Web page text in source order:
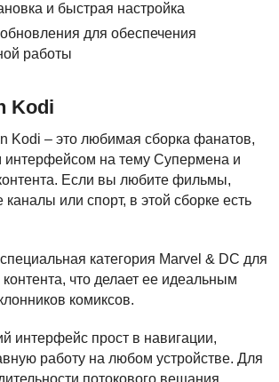
и быстрая настройка
для обеспечения
работы
Kodi
Kodi – это любимая сборка фанатов,
интерфейсом на тему Супермена и
Если вы любите фильмы,
или спорт, в этой сборке есть
категория Marvel & DC для
контента, что делает ее идеальным
комиксов.
интерфейс прост в навигации,
работу на любом устройстве. Для